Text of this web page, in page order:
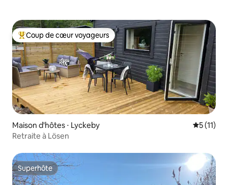
Coups de cœur voyageurs les plus appréciés
Coup de cœur voyageurs
Maison d'hôtes ⋅ Lyckeby
5 (11)
Retraite à Lösen
Superhôte
Superhôte